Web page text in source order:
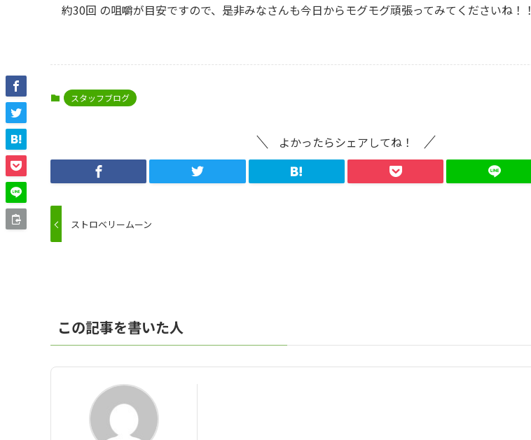
約30回 の咀嚼が目安ですので、是非みなさんも今日からモグモグ頑張ってみてくださいね！！
スタッフブログ
よかったらシェアしてね！
ストロベリームーン
この記事を書いた人